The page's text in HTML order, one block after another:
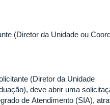
(Diretor da Unidade ou
(Diretor da Unidade
deve abrir uma
de Atendimento (SIA),